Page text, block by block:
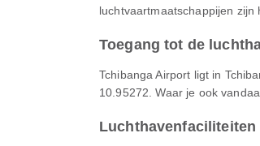
luchtvaartmaatschappijen zijn
Toegang tot de
Tchibanga Airport ligt in
10.95272. Waar je ook
Luchthavenfaciliteiten